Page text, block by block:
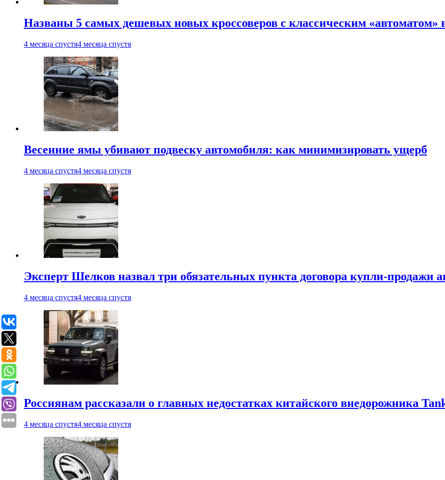
Названы 5 самых дешевых новых кроссоверов с классическим «автоматом»
4 месяца спустя4 месяца спустя
Весенние ямы убивают подвеску автомобиля: как минимизировать ущерб
4 месяца спустя4 месяца спустя
Эксперт Шелков назвал три обязательных пункта договора купли-продажи
4 месяца спустя4 месяца спустя
Россиянам рассказали о главных недостатках китайского внедорожника
4 месяца спустя4 месяца спустя